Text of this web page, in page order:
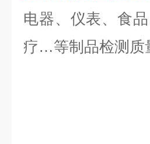
电器、仪表、食
疗…等制品检测质